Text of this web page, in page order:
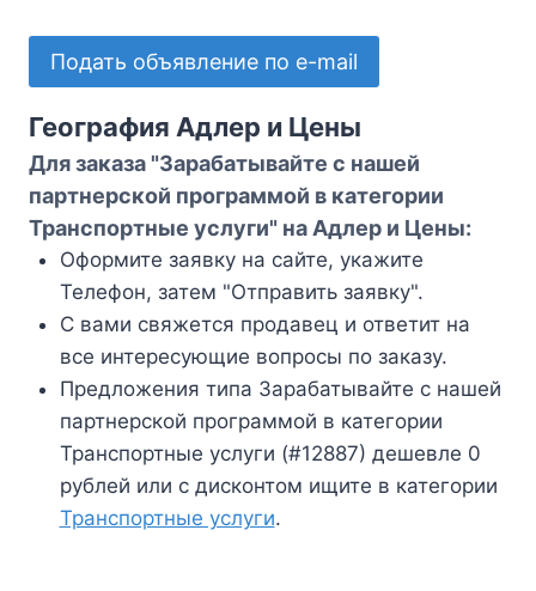
Подать объявление по e-mail
География Адлер и Цены
Для заказа "Зарабатывайте с нашей
партнерской программой в категории
Транспортные услуги" на Адлер и Цены:
Оформите заявку на сайте, укажите
Телефон, затем "Отправить заявку".
С вами свяжется продавец и ответит на
все интересующие вопросы по заказу.
Предложения типа Зарабатывайте с нашей
партнерской программой в категории
Транспортные услуги (#12887) дешевле 0
рублей или с дисконтом ищите в категории
Транспортные услуги.